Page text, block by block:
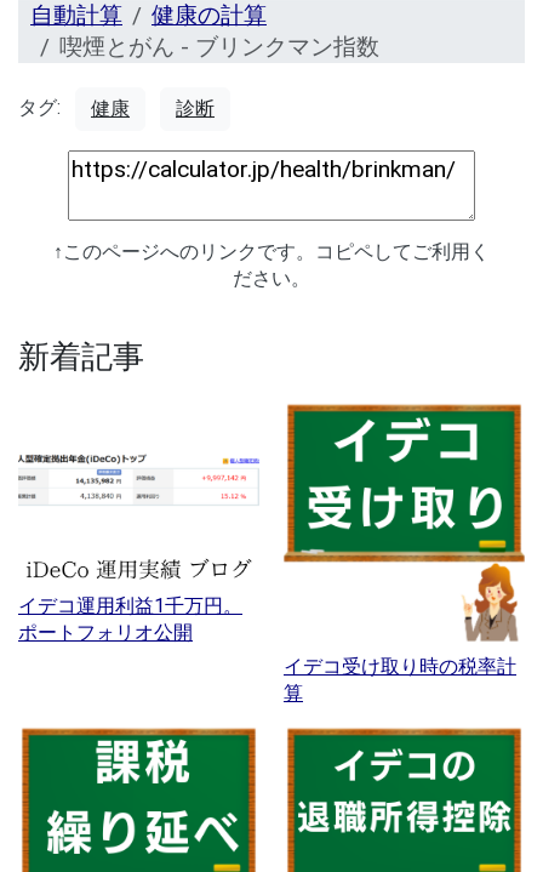
自動計算
健康の計算
喫煙とがん - ブリンクマン指数
タグ: 健康 診断
↑このページへのリンクです。コピペしてご利用く
ださい。
新着記事
イデコ運用利益1千万円。
ポートフォリオ公開
イデコ受け取り時の税率計
算